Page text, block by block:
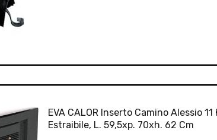
EVA CALOR Inserto Camino Alessio
Estraibile, L. 59,5xp. 70xh. 62 Cm